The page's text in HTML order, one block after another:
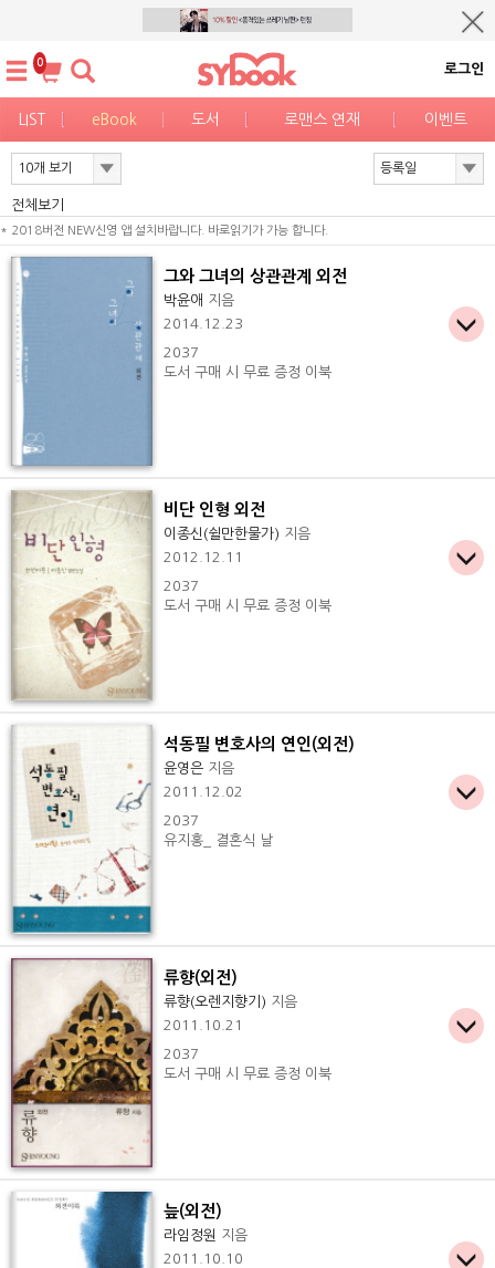
0 로그인
LIST eBook 도서 로맨스 연재 이벤트
전체보기
* 2018버전 NEW신영 앱 설치바랍니다. 바로읽기가 가능 합니다.
그와 그녀의 상관관계 외전
박윤애 지음
2014.12.23
2037
도서 구매 시 무료 증정 이북
비단 인형 외전
이종신(쉴만한물가) 지음
2012.12.11
2037
도서 구매 시 무료 증정 이북
석동필 변호사의 연인(외전)
윤영은 지음
2011.12.02
2037
유지홍_ 결혼식 날
류향(외전)
류향(오렌지향기) 지음
2011.10.21
2037
도서 구매 시 무료 증정 이북
늪(외전)
라임정원 지음
2011.10.10